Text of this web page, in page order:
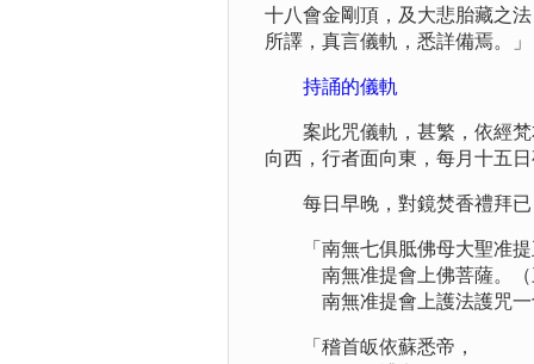
十八會金剛頂，及大悲胎藏之
所譯，真言儀軌，悉詳備焉。」
持誦的儀軌
案此咒儀軌，甚繁，依經梵
向西，行者面向東，每月十五
每日早晚，對鏡焚香禮拜已
「南無七俱胝佛母大聖准提
南無准提會上佛菩薩。（
南無准提會上護法護咒一切
「稽首皈依蘇悉帝，